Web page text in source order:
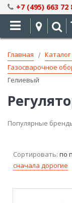
Skip
to
Content
+7 (495) 663 72
Главная
Газосварочное
Гелиевый
Популярные
Сортировать: по
сначала дорогие